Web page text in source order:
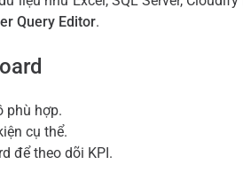
Query Editor.
phù hợp.
cụ thể.
để theo dõi KPI.